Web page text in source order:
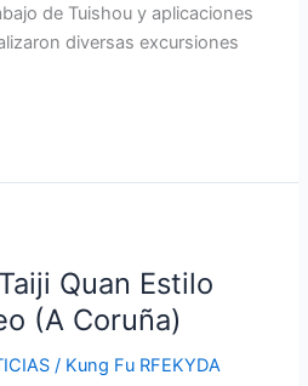
de Tuishou y aplicaciones
diversas excursiones
Quan Estilo
(A Coruña)
/ Kung Fu RFEKYDA